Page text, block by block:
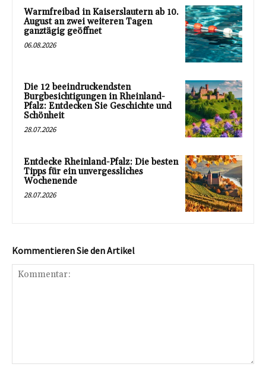
Warmfreibad in Kaiserslautern ab 10.
August an zwei weiteren Tagen
ganztägig geöffnet
06.08.2026
Die 12 beeindruckendsten
Burgbesichtigungen in Rheinland-
Pfalz: Entdecken Sie Geschichte und
Schönheit
28.07.2026
Entdecke Rheinland-Pfalz: Die besten
Tipps für ein unvergessliches
Wochenende
28.07.2026
Kommentieren Sie den Artikel